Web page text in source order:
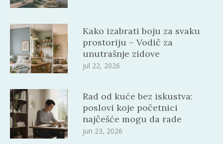
Kako izabrati boju za svaku
prostoriju – Vodič za
unutrašnje zidove
jul 22, 2026
Rad od kuće bez iskustva:
poslovi koje početnici
najčešće mogu da rade
jun 23, 2026